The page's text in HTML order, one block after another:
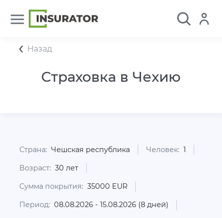
Назад
Страховка в Чехию
Страна: Чешская республика Человек: 1
Возраст: 30 лет
Сумма покрытия: 35000 EUR
Период: 08.08.2026 - 15.08.2026 (8 дней)